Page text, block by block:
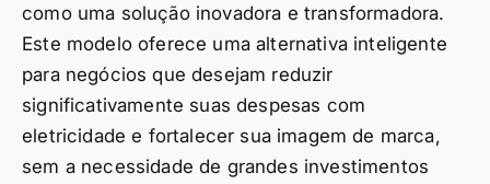
como uma solução inovadora e transformadora.
Este modelo oferece uma alternativa inteligente
para negócios que desejam reduzir
significativamente suas despesas com
eletricidade e fortalecer sua imagem de marca,
sem a necessidade de grandes investimentos